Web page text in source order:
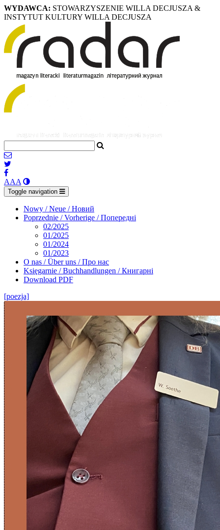
WYDAWCA: STOWARZYSZENIE WILLA DECJUSZA &
INSTYTUT KULTURY WILLA DECJUSZA
AAA
Toggle navigation
Nowy / Neue / Новий
Poprzednie / Vorherige / Попередні
02/2025
01/2025
01/2024
01/2023
O nas / Über uns / Про нас
Księgarnie / Buchhandlungen / Книгарні
Download PDF
[poezja]